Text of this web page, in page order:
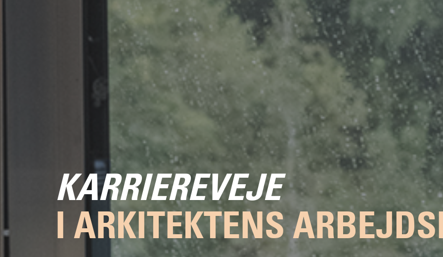
KARRIEREVEJE
I ARKITEKTENS